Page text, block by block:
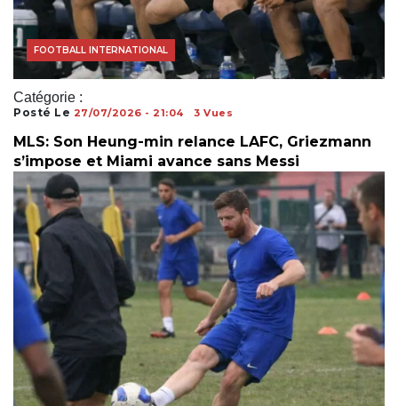
Catégorie :
ACTUALITÉS FOOTBALL
COUPE DU MONDE
FOOTBALL INTERNATIONAL
Posté Le 27/07/2026 - 21:04 3 Vues
MLS: Son Heung-min relance LAFC, Griezmann
s’impose et Miami avance sans Messi